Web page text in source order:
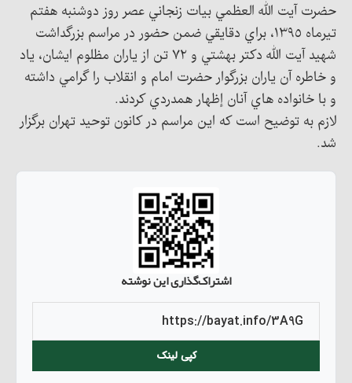
حضرت آيت الله العظمي بيات زنجاني عصر روز دوشنبه هفتم
تيرماه ١٣٩٥، براي دقايقي ضمن حضور در مراسم بزرگداشت
شهيد آيت الله دكتر بهشتي و ٧٢ تن از ياران مظلوم ايشان، ياد
و خاطره آن ياران بزرگوار حضرت امام و انقلاب را گرامي داشته
و با خانواده هاي آنان إظهار همدردي كردند.
لازم به توضيح است كه اين مراسم در كانون توحيد تهران برگزار
شد.
اشتراک‌گذاری این نوشته
کپی لینک